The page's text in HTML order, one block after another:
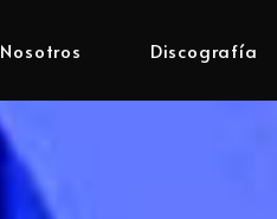
Nosotros Discografía